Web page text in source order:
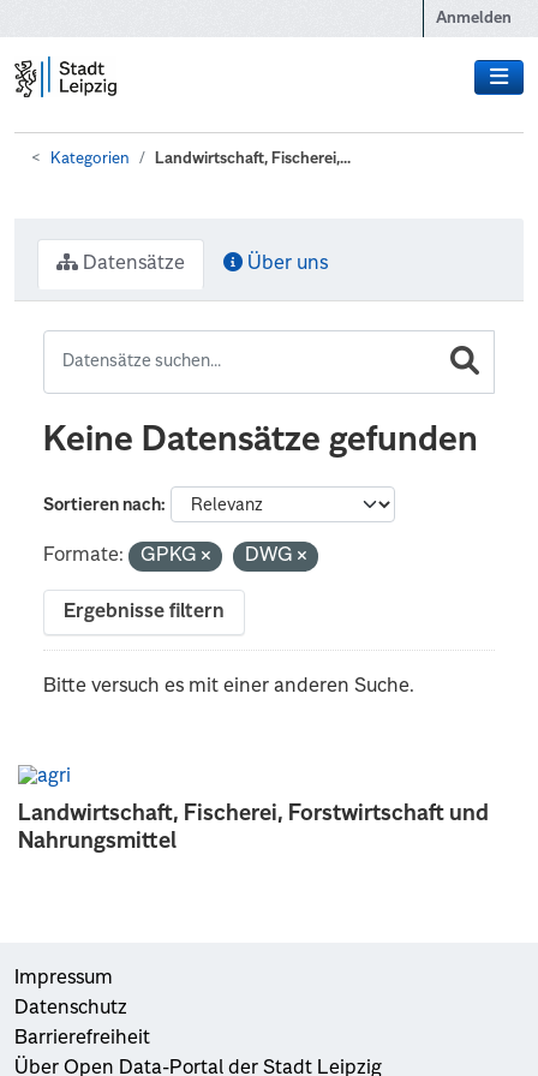
Anmelden
Kategorien Landwirtschaft, Fischerei,...
Landwirtschaft, Fischerei, Forstwirtschaft und
Nahrungsmittel
Datensätze Über uns
Keine Datensätze gefunden
Sortieren nach
Formate: GPKG DWG
Ergebnisse filtern
Bitte versuch es mit einer anderen Suche.
Impressum
Datenschutz
Barrierefreiheit
Über Open Data-Portal der Stadt Leipzig